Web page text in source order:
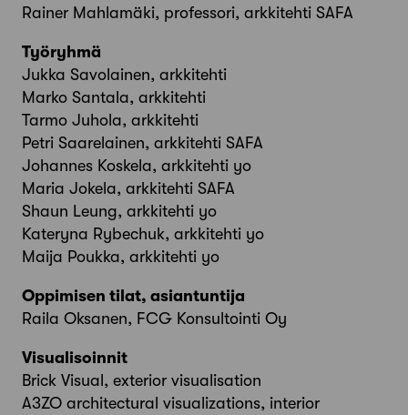
Rainer Mahlamäki, professori, arkkitehti SAFA
Työryhmä
Jukka Savolainen, arkkitehti
Marko Santala, arkkitehti
Tarmo Juhola, arkkitehti
Petri Saarelainen, arkkitehti SAFA
Johannes Koskela, arkkitehti yo
Maria Jokela, arkkitehti SAFA
Shaun Leung, arkkitehti yo
Kateryna Rybechuk, arkkitehti yo
Maija Poukka, arkkitehti yo
Oppimisen tilat, asiantuntija
Raila Oksanen, FCG Konsultointi Oy
Visualisoinnit
Brick Visual, exterior visualisation
A3ZO architectural visualizations, interior